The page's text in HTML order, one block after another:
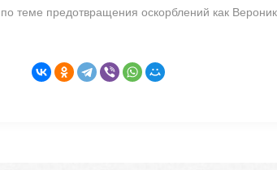
теме предотвращения оскорблений как